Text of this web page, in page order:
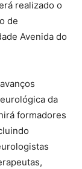
realizado o
de
Avenida do
da
formadores